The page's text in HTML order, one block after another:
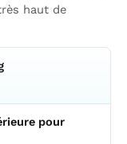
haut de
pour